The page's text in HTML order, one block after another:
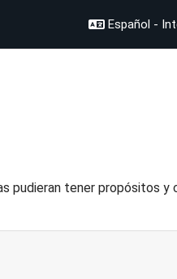
Español -
pudieran tener propósitos y